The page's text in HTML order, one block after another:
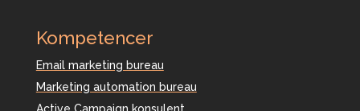
Kompetencer
Email marketing bureau
Marketing automation bureau